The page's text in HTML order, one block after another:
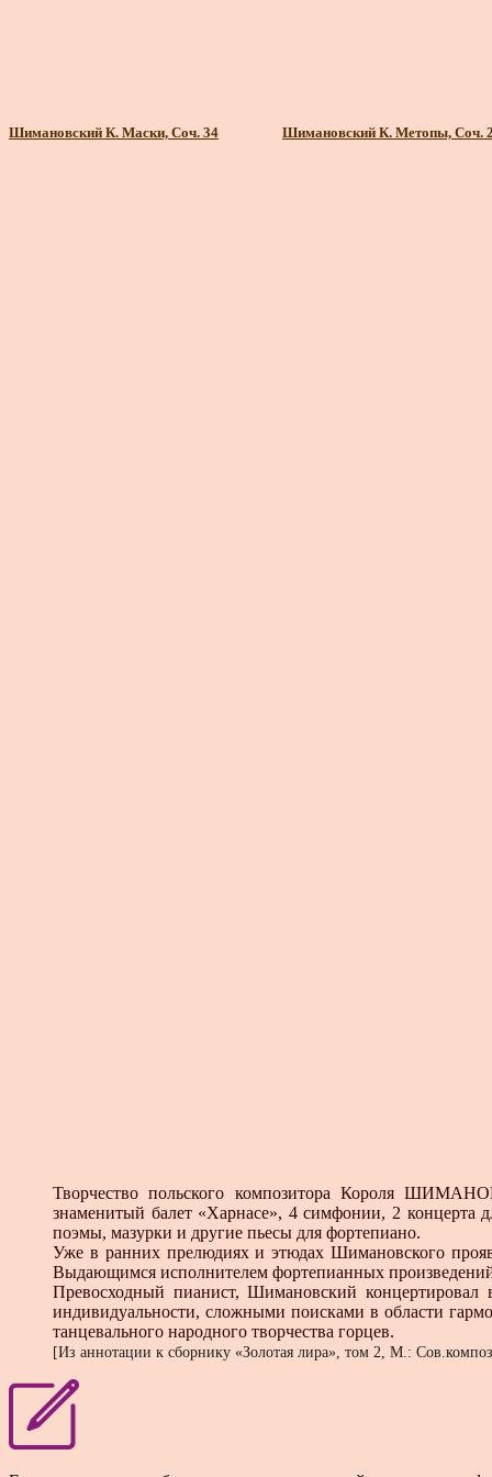
Шимановский К. Маски, Соч. 34 Шимановский К. Метопы, Соч.
Творчество польского композитора Короля
знаменитый балет «Харнасе», 4 симфонии, 2 концерта
поэмы, мазурки и другие пьесы для фортепиано.
Уже в ранних прелюдиях и этюдах Шимановского
Выдающимся исполнителем фортепианных
Превосходный пианист, Шимановский концертировал
индивидуальности, сложными поисками в области
танцевального народного творчества горцев.
[Из аннотации к сборнику «Золотая лира», том 2, М.: